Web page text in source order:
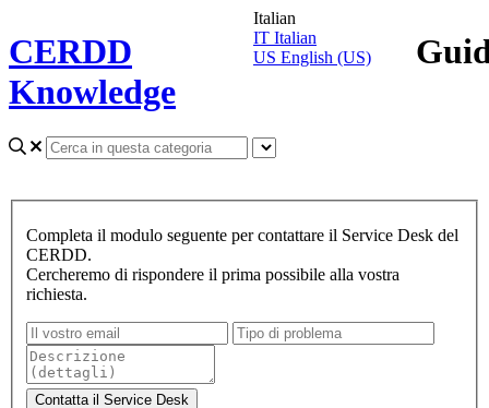
CERDD
Knowledge
Italian
IT Italian
US English (US)
Completa il modulo seguente per contattare il Service Desk del
CERDD.
Cercheremo di rispondere il prima possibile alla vostra
richiesta.